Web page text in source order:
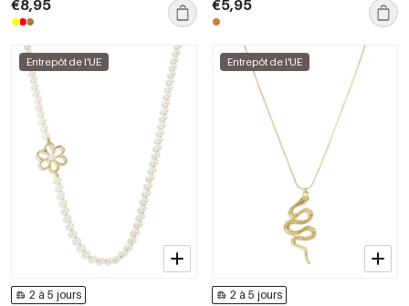
€8,95 €5,95
Entrepôt de l'UE
2 à 5 jours
Entrepôt de l'UE
2 à 5 jours